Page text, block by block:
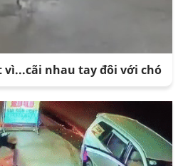
vì...cãi nhau tay đôi với chó